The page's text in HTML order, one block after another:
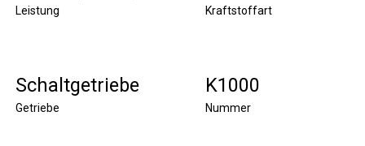
Leistung Kraftstoffart
Schaltgetriebe
Getriebe
K1000
Nummer